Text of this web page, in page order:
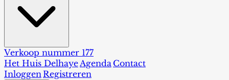
Verkoop nummer 177
Het Huis DelhayeAgenda Contact
InloggenRegistreren